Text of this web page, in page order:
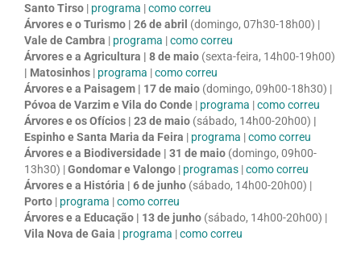
Santo Tirso | programa |como correu
Árvores e o Turismo | 26 de abril (domingo, 07h30-18h00) |
Vale de Cambra | programa |como correu
Árvores e a Agricultura | 8 de maio (sexta-feira, 14h00-19h00)
| Matosinhos | programa |como correu
Árvores e a Paisagem | 17 de maio (domingo, 09h00-18h30) |
Póvoa de Varzim e Vila do Conde | programa |como correu
Árvores e os Ofícios | 23 de maio (sábado, 14h00-20h00) |
Espinho e Santa Maria da Feira | programa |como correu
Árvores e a Biodiversidade | 31 de maio (domingo, 09h00-
13h30) |Gondomar e Valongo | programas |como correu
Árvores e a História | 6 de junho (sábado, 14h00-20h00) |
Porto | programa |como correu
Árvores e a Educação | 13 de junho (sábado, 14h00-20h00) |
Vila Nova de Gaia | programa |como correu